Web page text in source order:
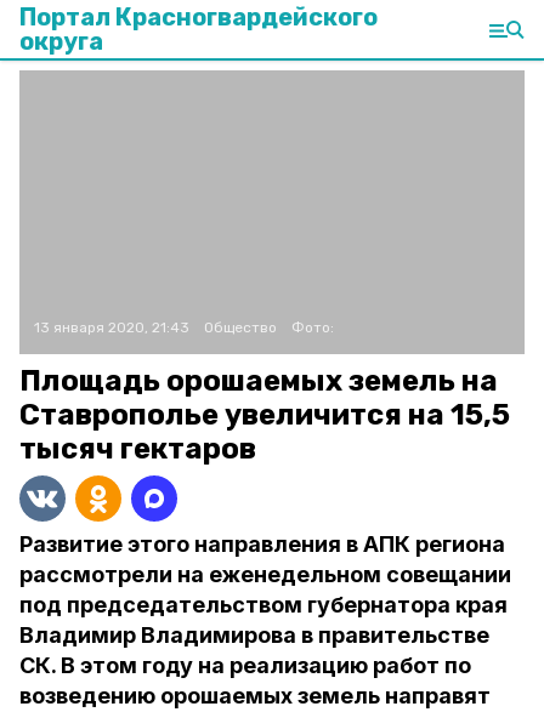
Портал Красногвардейского
округа
13 января 2020, 21:43 Общество Фото:
Площадь орошаемых земель на
Ставрополье увеличится на 15,5
тысяч гектаров
Развитие этого направления в АПК региона
рассмотрели на еженедельном совещании
под председательством губернатора края
Владимир Владимирова в правительстве
СК. В этом году на реализацию работ по
возведению орошаемых земель направят